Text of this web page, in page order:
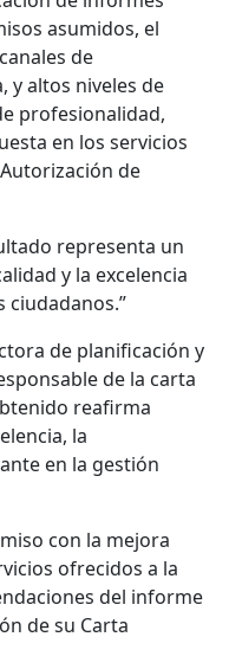
asumidos, el
de
y altos niveles de
profesionalidad,
en los servicios
de
representa un
y la excelencia
ciudadanos.”
de planificación y
de la carta
reafirma
la
en la gestión
con la mejora
ofrecidos a la
del informe
de su Carta